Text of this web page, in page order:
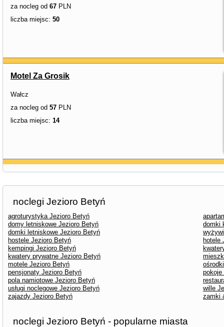
za nocleg od 67 PLN
liczba miejsc: 50
Motel Za Grosik
Wałcz
za nocleg od 57 PLN
liczba miejsc: 14
noclegi Jezioro Betyń
agroturystyka Jezioro Betyń
domy letniskowe Jezioro Betyń
domki
domki letniskowe Jezioro Betyń
hostele Jezioro Betyń
hotele
kempingi Jezioro Betyń
kwatery prywatne Jezioro Betyń
motele Jezioro Betyń
pensjonaty Jezioro Betyń
pokoje
pola namiotowe Jezioro Betyń
usługi noclegowe Jezioro Betyń
wille
zajazdy Jezioro Betyń
zamki
noclegi Jezioro Betyń - popularne miasta